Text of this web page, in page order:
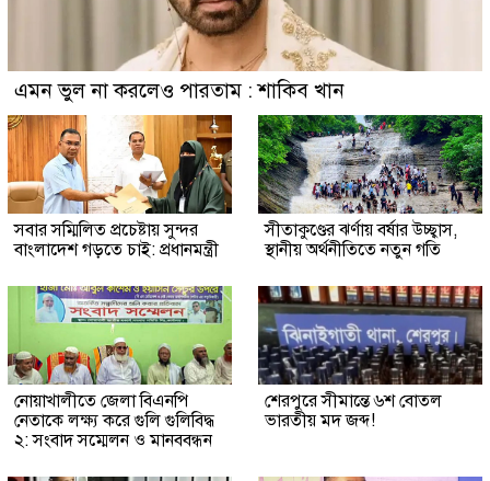
এমন ভুল না করলেও পারতাম : শাকিব খান
সবার সম্মিলিত প্রচেষ্টায় সুন্দর
বাংলাদেশ গড়তে চাই: প্রধানমন্ত্রী
সীতাকুণ্ডের ঝর্ণায় বর্ষার উচ্ছ্বাস,
স্থানীয় অর্থনীতিতে নতুন গতি
নোয়াখালীতে জেলা বিএনপি
নেতাকে লক্ষ্য করে গুলি গুলিবিদ্ধ
২: সংবাদ সম্মেলন ও মানববন্ধন
শেরপুরে সীমান্তে ৬শ বোতল
ভারতীয় মদ জব্দ!